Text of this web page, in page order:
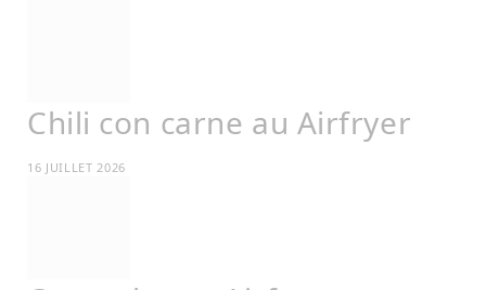
Chili con carne au Airfryer
16 JUILLET 2026